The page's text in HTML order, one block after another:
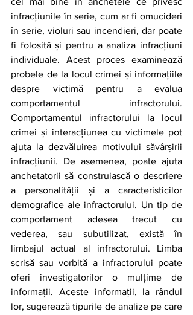
infracțiunile în serie, cum ar fi omucideri
în serie, violuri sau incendieri, dar poate
fi folosită și pentru a analiza infracțiuni
individuale. Acest proces examinează
probele de la locul crimei și informațiile
despre victimă pentru a evalua
comportamentul infractorului.
Comportamentul infractorului la locul
crimei și interacțiunea cu victimele pot
ajuta la dezvăluirea motivului săvârșirii
infracțiunii. De asemenea, poate ajuta
anchetatorii să construiască o descriere
a personalității și a caracteristicilor
demografice ale infractorului. Un tip de
comportament adesea trecut cu
vederea, sau subutilizat, există în
limbajul actual al infractorului. Limba
scrisă sau vorbită a infractorului poate
oferi investigatorilor o mulțime de
informații. Aceste informații, la rândul
lor, sugerează tipurile de analize pe care